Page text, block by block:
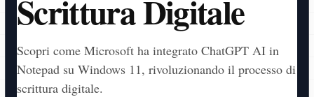
Scrittura Digitale
Scopri come Microsoft ha integrato ChatGPT AI in
Notepad su Windows 11, rivoluzionando il processo di
scrittura digitale.